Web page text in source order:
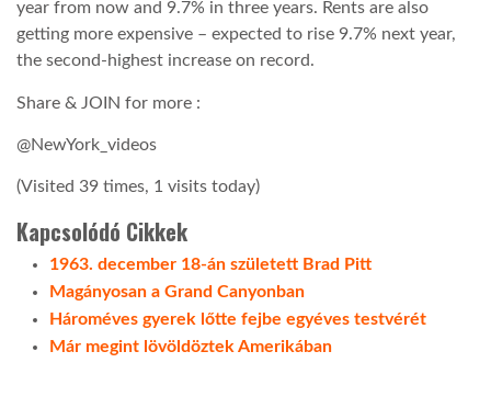
LATIMO.HU
year from now and 9.7% in three years. Rents are also
getting more expensive – expected to rise 9.7% next year,
the second-highest increase on record.
Share & JOIN for more :
@NewYork_videos
(Visited 39 times, 1 visits today)
Kapcsolódó Cikkek
1963. december 18-án született Brad Pitt
Magányosan a Grand Canyonban
Hároméves gyerek lőtte fejbe egyéves testvérét
Már megint lövöldöztek Amerikában